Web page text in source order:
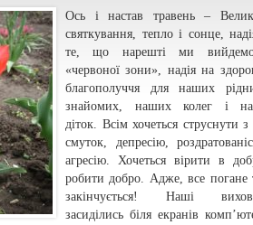
Ось і настав травень –
святкування, тепло і сонце,
те, що нарешті ми
«червоної зони», надія на
благополуччя для наших
знайомих, наших колег і
діток. Всім хочеться струснути з
смуток, депресію,
агресію. Хочеться вірити в
робити добро. Адже, все погане
закінчується! Наші
засиділись біля екранів